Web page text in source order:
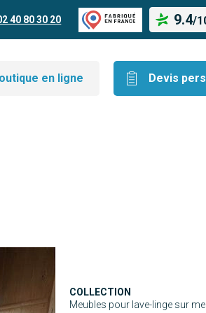
40 80 30 20 9.4/
en ligne Devis
COLLECTION
Meubles pour lave-linge sur